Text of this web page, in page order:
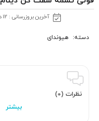
آخرین بروزرسانی : 12 دی, 1403
دسته: هیوندای
نظرات (0)